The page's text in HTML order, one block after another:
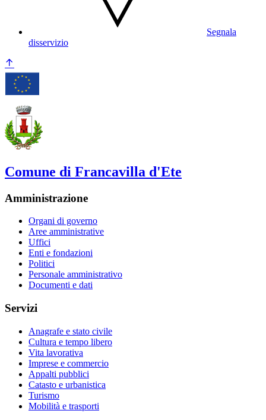
Segnala
disservizio
Comune di Francavilla d'Ete
Amministrazione
Organi di governo
Aree amministrative
Uffici
Enti e fondazioni
Politici
Personale amministrativo
Documenti e dati
Servizi
Anagrafe e stato civile
Cultura e tempo libero
Vita lavorativa
Imprese e commercio
Appalti pubblici
Catasto e urbanistica
Turismo
Mobilità e trasporti